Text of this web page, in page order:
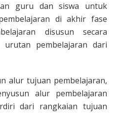
guru dan siswa untuk
di akhir fase
disusun secara
urutan pembelajaran dari
alur tujuan pembelajaran,
alur pembelajaran
dari rangkaian tujuan